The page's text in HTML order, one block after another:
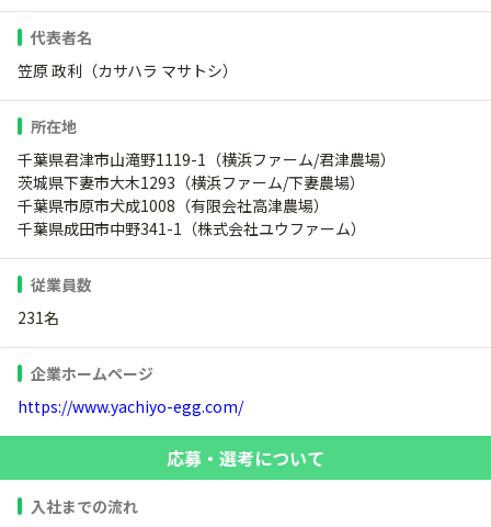
代表者名
笠原 政利（カサハラ マサトシ）
所在地
千葉県君津市山滝野1119-1（横浜ファーム/君津農場）
茨城県下妻市大木1293（横浜ファーム/下妻農場）
千葉県市原市犬成1008（有限会社高津農場）
千葉県成田市中野341-1（株式会社ユウファーム）
従業員数
231名
企業ホームページ
https://www.yachiyo-egg.com/
応募・選考について
入社までの流れ